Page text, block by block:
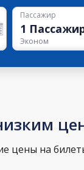
Пассажир
1
Эконом
цены на